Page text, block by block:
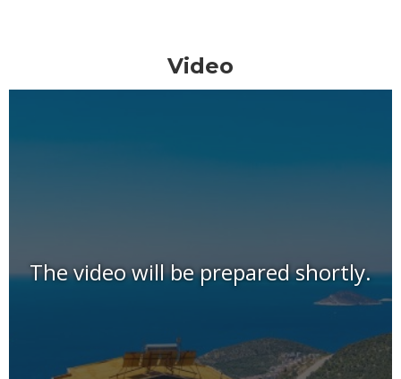
Video
The video will be prepared shortly.